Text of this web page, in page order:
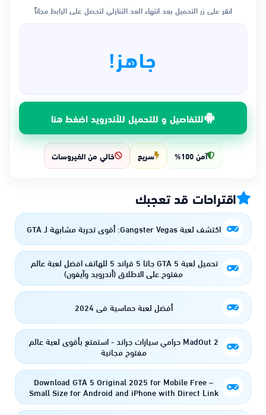
انقر على زر التحميل بعد انتهاء العد التنازلي لتحصل على الرابط مجاناً
جاهز!
للتفاصيل و للتحميل للأندرويد اضغط هنا
آمن 100% سريع خالي من الفيروسات
اقتراحات قد تعجبك
اكتشف لعبة Gangster Vegas: أقوى تجربة مشابهة لـ GTA
تحميل لعبة GTA 5 جاتا 5 قراند 5 للهاتف افضل لعبة عالم
مفتوح على الاطلاق (أندرويد وآيفون)
أفضل لعبة حماسية في 2024
MadOut 2 حرامي سيارات جراند - استمتع بأقوى لعبة عالم
مفتوح مجانية
Download GTA 5 Original 2025 for Mobile Free –
Small Size for Android and iPhone with Direct Link